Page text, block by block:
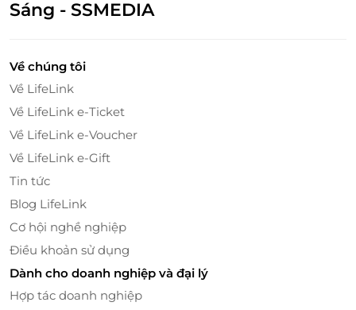
Bạn có thể lựa chọn giữa
bed)hoặc02 giường đơn (Twin beds)
mọi nhu cầu từ cặp đôi, nhóm bạn cho đến gia đình.
Từ phòng nghỉ, bạn có thể phóng tầm mắt ngắm
chiêm ngưỡng
ánh nắng dịu dàng mỗi sớm mai.
Sáng - SSMEDIA
Về chúng tôi
Về LifeLink
Về LifeLink e-Ticket
Về LifeLink e-Voucher
Về LifeLink e-Gift
Tin tức
Blog LifeLink
Cơ hội nghề nghiệp
Điều khoản sử dụng
Dành cho doanh nghiệp và đại lý
Hợp tác doanh nghiệp